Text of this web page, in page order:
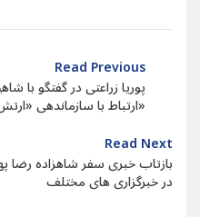
Read Previous
پوریا زراعتی در گفتگو با
ارتباط با سازماندهی «ارتش مردمی»
Read Next
بازتاب خبری سفر شاهزاده رضا
در خبرگزاری های مختلف